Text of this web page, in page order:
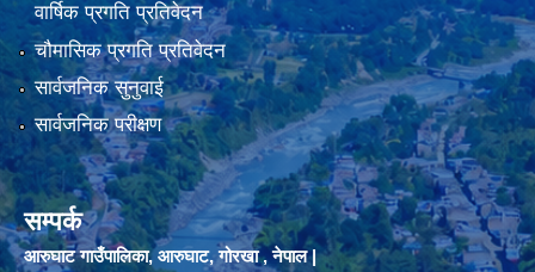
वार्षिक प्रगति प्रतिवेदन
चौमासिक प्रगति प्रतिवेदन
सार्वजनिक सुनुवाई
सार्वजनिक परीक्षण
सम्पर्क
आरुघाट गाउँपालिका, आरुघाट, गोरखा , नेपाल |